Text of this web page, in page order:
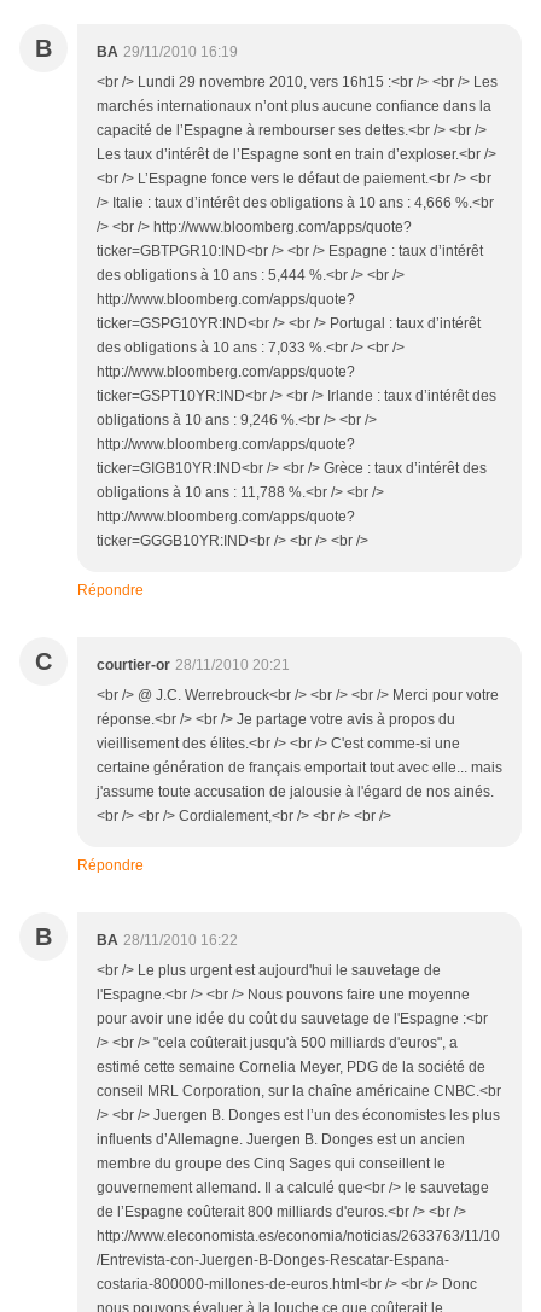
B BA 29/11/2010 16:19
<br /> Lundi 29 novembre 2010, vers 16h15 :<br /> <br /> Les
marchés internationaux n’ont plus aucune confiance dans la
capacité de l’Espagne à rembourser ses dettes.<br /> <br />
Les taux d’intérêt de l’Espagne sont en train d’exploser.<br />
<br /> L’Espagne fonce vers le défaut de paiement.<br /> <br
/> Italie : taux d’intérêt des obligations à 10 ans : 4,666 %.<br
/> <br /> http://www.bloomberg.com/apps/quote?
ticker=GBTPGR10:IND<br /> <br /> Espagne : taux d’intérêt
des obligations à 10 ans : 5,444 %.<br /> <br />
http://www.bloomberg.com/apps/quote?
ticker=GSPG10YR:IND<br /> <br /> Portugal : taux d’intérêt
des obligations à 10 ans : 7,033 %.<br /> <br />
http://www.bloomberg.com/apps/quote?
ticker=GSPT10YR:IND<br /> <br /> Irlande : taux d’intérêt des
obligations à 10 ans : 9,246 %.<br /> <br />
http://www.bloomberg.com/apps/quote?
ticker=GIGB10YR:IND<br /> <br /> Grèce : taux d’intérêt des
obligations à 10 ans : 11,788 %.<br /> <br />
http://www.bloomberg.com/apps/quote?
ticker=GGGB10YR:IND<br /> <br /> <br />
Répondre
C courtier-or 28/11/2010 20:21
<br /> @ J.C. Werrebrouck<br /> <br /> <br /> Merci pour votre
réponse.<br /> <br /> Je partage votre avis à propos du
vieillisement des élites.<br /> <br /> C'est comme-si une
certaine génération de français emportait tout avec elle... mais
j'assume toute accusation de jalousie à l'égard de nos ainés.
<br /> <br /> Cordialement,<br /> <br /> <br />
Répondre
B BA 28/11/2010 16:22
<br /> Le plus urgent est aujourd'hui le sauvetage de
l'Espagne.<br /> <br /> Nous pouvons faire une moyenne
pour avoir une idée du coût du sauvetage de l'Espagne :<br
/> <br /> "cela coûterait jusqu'à 500 milliards d'euros", a
estimé cette semaine Cornelia Meyer, PDG de la société de
conseil MRL Corporation, sur la chaîne américaine CNBC.<br
/> <br /> Juergen B. Donges est l’un des économistes les plus
influents d’Allemagne. Juergen B. Donges est un ancien
membre du groupe des Cinq Sages qui conseillent le
gouvernement allemand. Il a calculé que<br /> le sauvetage
de l’Espagne coûterait 800 milliards d'euros.<br /> <br />
http://www.eleconomista.es/economia/noticias/2633763/11/10
/Entrevista-con-Juergen-B-Donges-Rescatar-Espana-
costaria-800000-millones-de-euros.html<br /> <br /> Donc